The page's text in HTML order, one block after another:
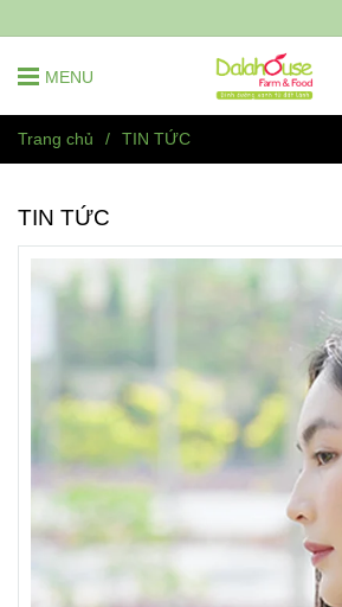
MENU
Trang chủ / TIN TỨC
TIN TỨC